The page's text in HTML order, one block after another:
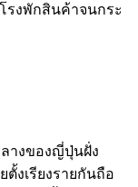
รงพักสินค้าจนกระ
างของญี่ปุ่นฝั่ง
งเรียงรายกันถือ